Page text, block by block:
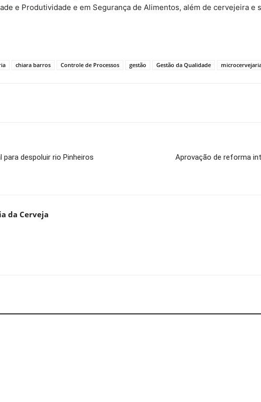
e Produtividade e em Segurança de Alimentos, além de cervejeira e
chiara barros Controle de Processos gestão Gestão da Qualidade
para despoluir rio Pinheiros
Aprovação de reforma
da Cerveja